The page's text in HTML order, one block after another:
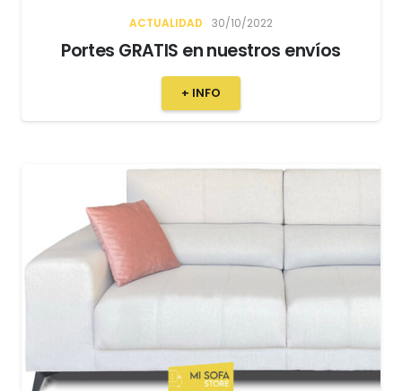
ACTUALIDAD 30/10/2022
Portes GRATIS en nuestros envíos
+ INFO